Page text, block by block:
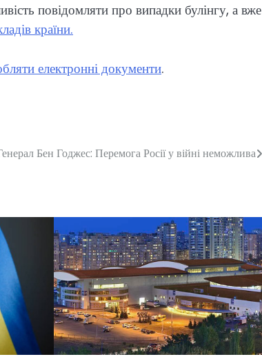
повідомляти про випадки булінгу, а вже
країни.
електронні документи.
Бен Годжес: Перемога Росії у війні неможлива